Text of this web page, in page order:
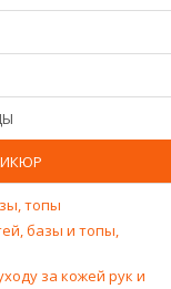
топы
базы и топы,
за кожей рук и